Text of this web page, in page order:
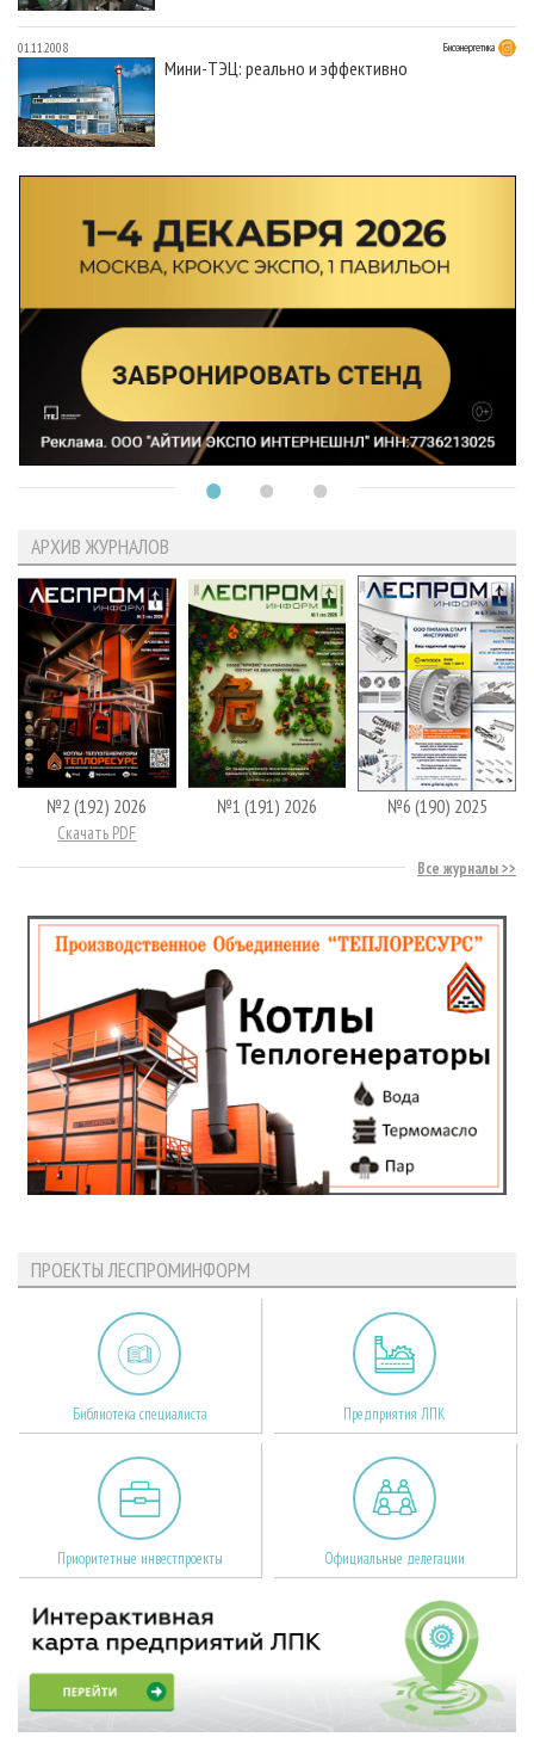
01.11.2008 Биоэнергетика
Мини-ТЭЦ: реально и эффективно
АРХИВ ЖУРНАЛОВ
№2 (192) 2026
Скачать PDF
№1 (191) 2026 №6 (190) 2025
Все журналы
ПРОЕКТЫ ЛЕСПРОМИНФОРМ
Библиотека специалиста Предприятия ЛПК
Приоритетные инвестпроекты Официальные делегации